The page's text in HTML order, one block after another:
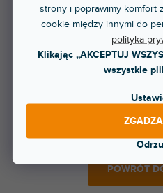
strony i poprawimy komfort
cookie między innymi do
polityka
Klikając „AKCEPTUJ
wszystkie
Natomiast możesz
POWRÓT